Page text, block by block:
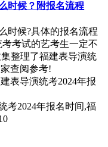
时候？附报名流程
时候?具体的报名流程
考试的艺考生一定不
整理了福建表导演统
查阅参考!
考2024年报名时间,福